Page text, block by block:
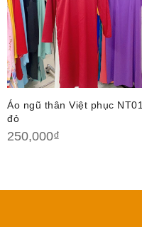
Áo ngũ thân Việt phục NT01
đỏ
250,000₫